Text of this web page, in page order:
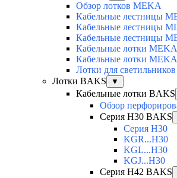
Обзор лотков MEKA
Кабельные лестницы
Кабельные лестницы
Кабельные лестницы
Кабельные лотки
Кабельные лотки
Лотки для
Лотки BAKS
▼
Кабельные лотки BAKS
Обзор
Серия H30 BAKS
Серия H30
KGR...H30
KGL...H30
KGJ...H30
Серия H42 BAKS